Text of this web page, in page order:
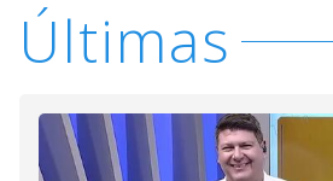
Últimas